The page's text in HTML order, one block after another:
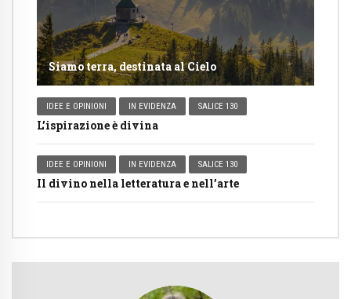
Siamo terra, destinata al Cielo
IDEE E OPINIONI IN EVIDENZA SALICE 130
L’ispirazione è divina
IDEE E OPINIONI IN EVIDENZA SALICE 130
Il divino nella letteratura e nell’arte